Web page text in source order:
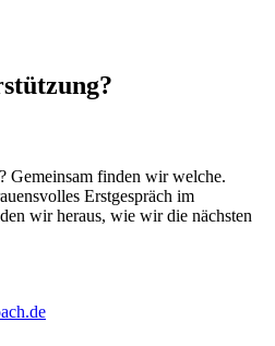
Gemeinsam finden wir welche.
Erstgespräch im
wir heraus, wie wir die nächsten